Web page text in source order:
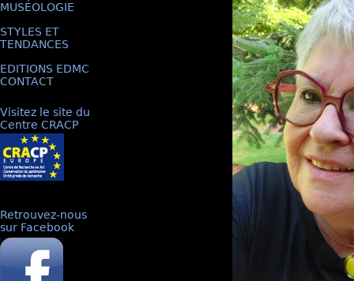
MUSÉOLOGIE
STYLES ET
TENDANCES
EDITIONS EDMC
CONTACT
Visitez le site du
Centre CRACP
Retrouvez-nous
sur Facebook